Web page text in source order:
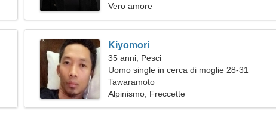
Vero amore
Kiyomori
35 anni, Pesci
Uomo single in cerca di moglie 28-31
Tawaramoto
Alpinismo, Freccette